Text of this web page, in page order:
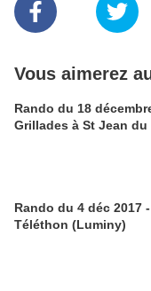
Vous aimerez
Rando du 18
Grillades à St Jean du
Rando du 4 déc 2017
Téléthon (Luminy)